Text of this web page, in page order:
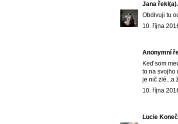
Jana
Obdivuji tu
10. října
Anonymní
Keď som
to na svojho
je nič zlé...a
10. října
Lucie